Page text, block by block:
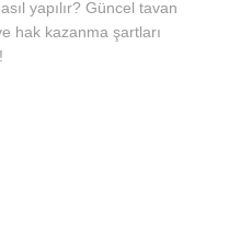
yapılır? Güncel tavan
hak kazanma şartları